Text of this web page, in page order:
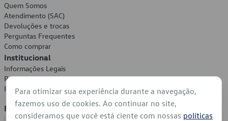
Quem Somos
Atendimento (SAC)
Devoluções e trocas
Perguntas Frequentes
Como comprar
Institucional
Informações Legais
Política de Privacidade
Política de Cookies
Formas de Pagamento
Para otimizar sua experiência durante a navegação,
fazemos uso de cookies. Ao continuar no site,
consideramos que você está ciente com nossas políticas